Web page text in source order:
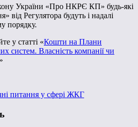
України «Про НКРЄ КП» будь-які
від Регулятора будуть і надалі
порядку.
у статті «Кошти на Плани
систем. Власність компанії чи
»
питання у сфері ЖКГ